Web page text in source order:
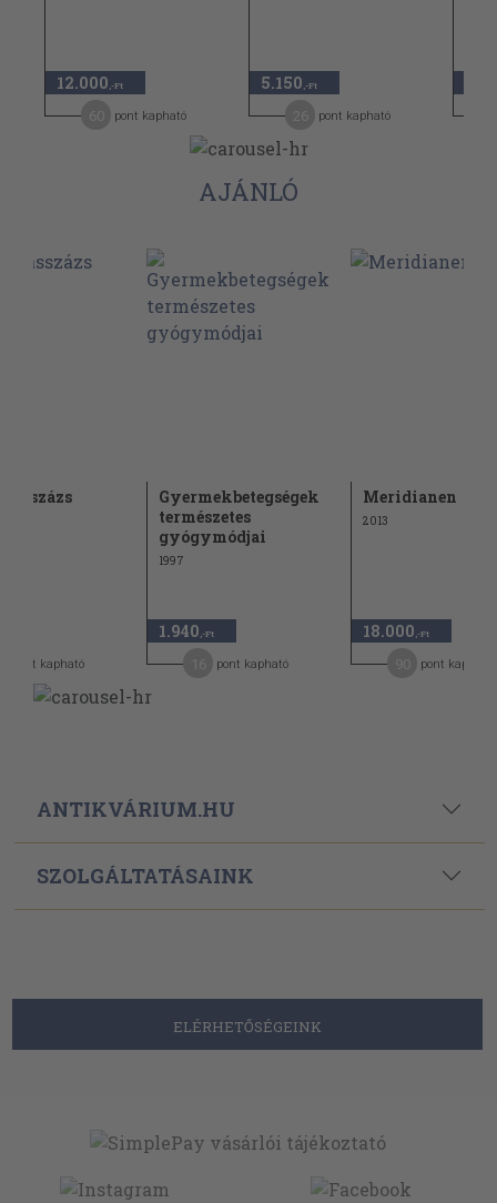
12.000 ,-Ft
pont kapható
5.150 ,-Ft
pont kapható
AJÁNLÓ
pont kapható
Gyermekbetegségek
természetes
gyógymódjai
1997
1.940 ,-Ft
pont kapható
Meridianen
2013
18.000 ,-Ft
pont kapható
ANTIKVÁRIUM.HU
SZOLGÁLTATÁSAINK
ELÉRHETŐSÉGEINK